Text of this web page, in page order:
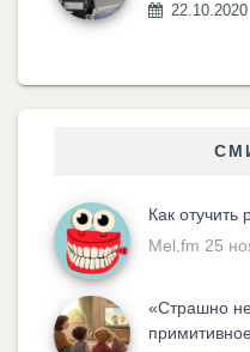
22.10.2020
Как отучить
Mel.fm 25
«Cтрашно